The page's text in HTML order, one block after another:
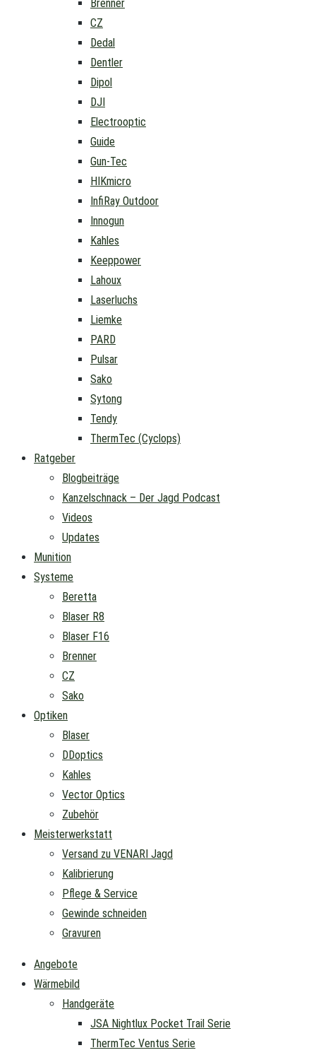
Brenner
CZ
Dedal
Dentler
Dipol
DJI
Electrooptic
Guide
Gun-Tec
HIKmicro
InfiRay Outdoor
Innogun
Kahles
Keeppower
Lahoux
Laserluchs
Liemke
PARD
Pulsar
Sako
Sytong
Tendy
ThermTec (Cyclops)
Ratgeber
Blogbeiträge
Kanzelschnack – Der Jagd Podcast
Videos
Updates
Munition
Systeme
Beretta
Blaser R8
Blaser F16
Brenner
CZ
Sako
Optiken
Blaser
DDoptics
Kahles
Vector Optics
Zubehör
Meisterwerkstatt
Versand zu VENARI Jagd
Kalibrierung
Pflege & Service
Gewinde schneiden
Gravuren
Angebote
Wärmebild
Handgeräte
JSA Nightlux Pocket Trail Serie
ThermTec Ventus Serie